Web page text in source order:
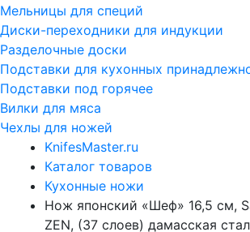
Мельницы для специй
Диски-переходники для индукции
Разделочные доски
Подставки для кухонных
Подставки под горячее
Вилки для мяса
Чехлы для ножей
KnifesMaster.ru
Каталог товаров
Кухонные ножи
Нож японский «Шеф» 16,5 см,
ZEN, (37 слоев) дамасская